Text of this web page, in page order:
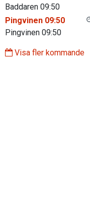
Baddaren 09:50
Pingvinen 09:50
Pingvinen 09:50
Visa fler kommande